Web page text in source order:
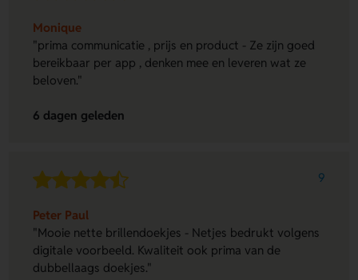
Monique
"prima communicatie , prijs en product - Ze zijn goed
bereikbaar per app , denken mee en leveren wat ze
beloven."
6 dagen geleden
9
Peter Paul
"Mooie nette brillendoekjes - Netjes bedrukt volgens
digitale voorbeeld. Kwaliteit ook prima van de
dubbellaags doekjes."